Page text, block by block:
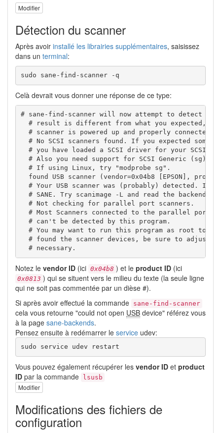
Modifier
Détection du scanner
Après avoir installé les librairies supplémentaires, saisissez
dans un terminal:
sudo sane-find-scanner -q
Celà devrait vous donner une réponse de ce type:
# sane-find-scanner will now attempt to detect
# result is different from what you expected,
# scanner is powered up and properly connected
# No SCSI scanners found. If you expected
# you have loaded a SCSI driver for your SCSI
# Also you need support for SCSI Generic (sg)
  # If using Linux, try "modprobe sg".
found USB scanner (vendor=0x04b8 [EPSON],
# Your USB scanner was (probably) detected. It
# SANE. Try scanimage -L and read the backend's
  # Not checking for parallel port scanners.
# Most Scanners connected to the parallel port
  # can't be detected by this program.
# You may want to run this program as root to
# found the scanner devices, be sure to adjust
  # necessary.
Notez le vendor ID (ici 0x04b8 ) et le product ID (ici
0x0813 ) qui se situent vers le milieu du texte (la seule ligne
qui ne soit pas commentée par un dièse #).
Si après avoir effectué la commande sane-find-scanner
cela vous retourne "could not open USB device" référez vous
à la page sane-backends.
Pensez ensuite à redémarrer le service udev:
sudo service udev restart
Vous pouvez également récupérer les vendor ID et product
ID par la commande lsusb
Modifier
Modifications des fichiers de
configuration